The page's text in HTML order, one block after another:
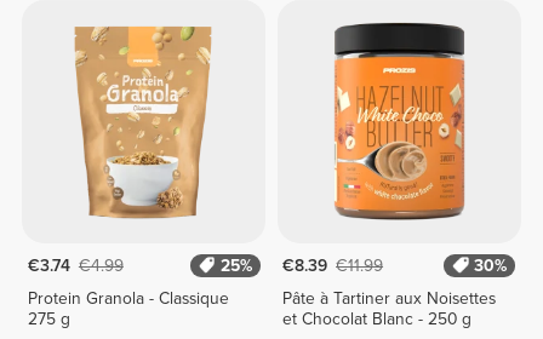
€3.74 €4.99
25%
Protein Granola - Classique
275 g
€8.39 €11.99
30%
Pâte à Tartiner aux Noisettes
et Chocolat Blanc - 250 g